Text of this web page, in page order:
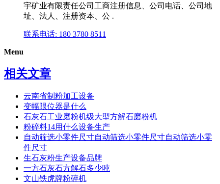
宇矿业有限责任公司工商注册信息、公司电话、公司地
址、法人、注册资本、公 .
联系电话: 180 3780 8511
Menu
相关文章
云南省制粉加工设备
变幅限位器是什么
石灰石工业磨粉机级大型方解石磨粉机
粉碎料14用什么设备生产
自动筛选小零件尺寸自动筛选小零件尺寸自动筛选小零
件尺寸
生石灰粉生产设备品牌
一方石灰石方解石多少吨
文山铁虎牌粉碎机